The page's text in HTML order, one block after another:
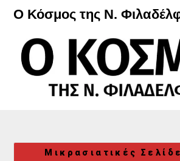
Μετάβαση
περιεχόμενο
Ο Κόσμος της Ν.
Μικρασιατικές